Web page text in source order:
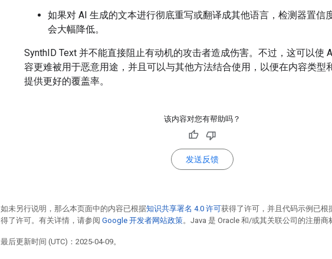
如果对 AI 生成的文本进行彻底重写或翻译成其他语言，检测器置信
会大幅降低。
SynthID Text 并不能直接阻止有动机的攻击者造成伤害。不过，这可以使
容更难被用于恶意用途，并且可以与其他方法结合使用，以便在内容类型
提供更好的覆盖率。
该内容对您有帮助吗？
发送反馈
如未另行说明，那么本页面中的内容已根据知识共享署名 4.0 许可获得了许可，并且代码示例已根
得了许可。有关详情，请参阅 Google 开发者网站政策。Java 是 Oracle 和/或其关联公司的注册商
最后更新时间 (UTC)：2025-04-09。